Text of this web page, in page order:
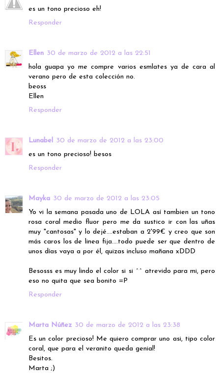
es un tono precioso eh!
Responder
Ellen 30 de marzo de 2012 a las 22:51
hola guapa yo me compre varios esmlates ya de cara al
verano pero de esta colección no.
beoss
Ellen
Responder
Lunabel
30 de marzo de 2012 a las 23:00
es un tono precioso! besos
Responder
Mayka 30 de marzo de 2012 a las 23:05
Yo vi la semana pasada uno de LOLA así tambien un tono
rosa coral medio fluor pero me da sustico ir con las uñas
muy "cantosas" y lo dejé....estaban a 2'99€ y creo que son
más caros los de linea fija....todo puede ser que dentro de
unos días vaya a por él, quizas incluso mañana xDDD
Besosss es muy lindo el color si si ^^ atrevido para mi, pero
eso no quita que sea bonito =P
Responder
Marta Núñez 30 de marzo de 2012 a las 23:38
Es un color precioso! Me quiero comprar uno asi, tipo color
coral, que para el veranito queda genial!
Besitos.
Marta ;)